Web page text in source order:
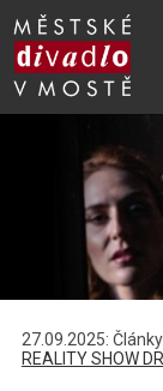
27.09.2025:
REALITY SHOW